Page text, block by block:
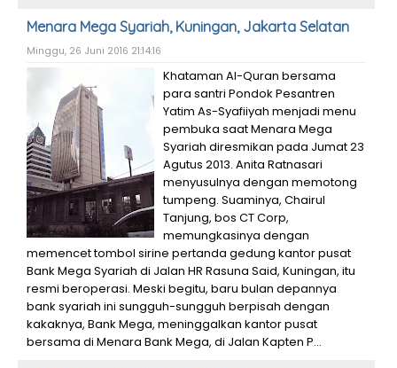
Menara Mega Syariah, Kuningan, Jakarta Selatan
Minggu, 26 Juni 2016 21:14:16
Khataman Al-Quran bersama
para santri Pondok Pesantren
Yatim As-Syafiiyah menjadi menu
pembuka saat Menara Mega
Syariah diresmikan pada Jumat 23
Agutus 2013. Anita Ratnasari
menyusulnya dengan memotong
tumpeng. Suaminya, Chairul
Tanjung, bos CT Corp,
memungkasinya dengan
memencet tombol sirine pertanda gedung kantor pusat
Bank Mega Syariah di Jalan HR Rasuna Said, Kuningan, itu
resmi beroperasi. Meski begitu, baru bulan depannya
bank syariah ini sungguh-sungguh berpisah dengan
kakaknya, Bank Mega, meninggalkan kantor pusat
bersama di Menara Bank Mega, di Jalan Kapten P...